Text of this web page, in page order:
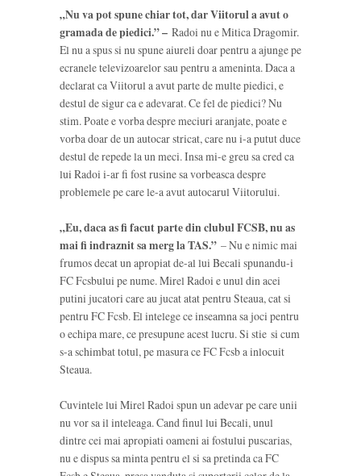
„Nu va pot spune chiar tot, dar Viitorul a avut o
gramada de piedici.” – Radoi nu e Mitica Dragomir.
El nu a spus si nu spune aiureli doar pentru a ajunge pe
ecranele televizoarelor sau pentru a ameninta. Daca a
declarat ca Viitorul a avut parte de multe piedici, e
destul de sigur ca e adevarat. Ce fel de piedici? Nu
stim. Poate e vorba despre meciuri aranjate, poate e
vorba doar de un autocar stricat, care nu i-a putut duce
destul de repede la un meci. Insa mi-e greu sa cred ca
lui Radoi i-ar fi fost rusine sa vorbeasca despre
problemele pe care le-a avut autocarul Viitorului.
„Eu, daca as fi facut parte din clubul FCSB, nu as
mai fi indraznit sa merg la TAS.” – Nu e nimic mai
frumos decat un apropiat de-al lui Becali spunandu-i
FC Fcsbului pe nume. Mirel Radoi e unul din acei
putini jucatori care au jucat atat pentru Steaua, cat si
pentru FC Fcsb. El intelege ce inseamna sa joci pentru
o echipa mare, ce presupune acest lucru. Si stie si cum
s-a schimbat totul, pe masura ce FC Fcsb a inlocuit
Steaua.
Cuvintele lui Mirel Radoi spun un adevar pe care unii
nu vor sa il inteleaga. Cand finul lui Becali, unul
dintre cei mai apropiati oameni ai fostului puscarias,
nu e dispus sa minta pentru el si sa pretinda ca FC